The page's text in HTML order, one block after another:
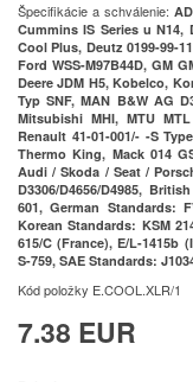
Špecifikácie a schválenie:
Cummins IS Series u N14,
Cool Plus, Deutz 0199-99-
Ford WSS-M97B44D, GM
Deere JDM H5, Kobelco,
Typ SNF, MAN B&W AG
Mitsubishi MHI, MTU
Renault 41-01-001/- -S
Thermo King, Mack 014
Audi / Skoda / Seat /
D3306/D4656/D4985,
601, German Standards:
Korean Standards: KSM
615/C (France), E/L-1415b
S-759, SAE Standards:
Kód položky E.COOL.XLR/1
7.38 EUR